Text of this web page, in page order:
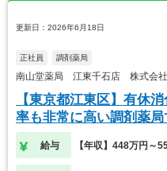
更新日：2026年6月18日
正社員 調剤薬局
南山堂薬局 江東千石店 株式会社
【東京都江東区】有休
率も非常に高い調剤薬局
給与 【年収】448万円～